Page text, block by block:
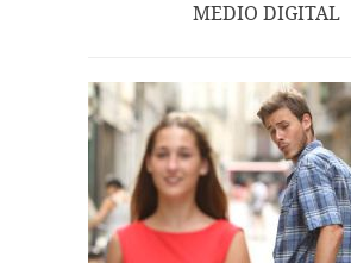
MEDIO DIGITAL